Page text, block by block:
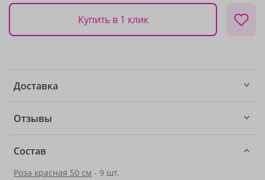
Купить в 1 клик
Доставка
Отзывы
Состав
Роза красная 50 см - 9 шт.